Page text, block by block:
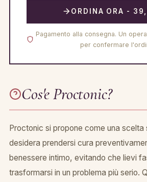
ORDINA ORA -
Pagamento alla consegna. Un
per confermare
Cos'e Proctonic?
Proctonic si propone come una scelta
desidera prendersi cura
benessere intimo, evitando che lievi
trasformarsi in un problema più serio.